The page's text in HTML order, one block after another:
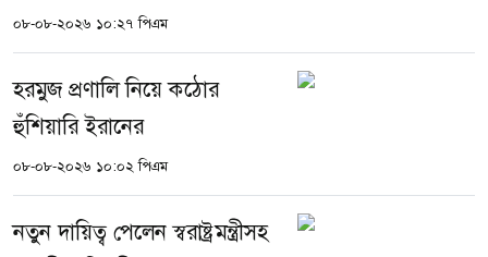
০৮-০৮-২০২৬ ১০:২৭ পিএম
হরমুজ প্রণালি নিয়ে কঠোর
হুঁশিয়ারি ইরানের
০৮-০৮-২০২৬ ১০:০২ পিএম
নতুন দায়িত্ব পেলেন স্বরাষ্ট্রমন্ত্রীসহ